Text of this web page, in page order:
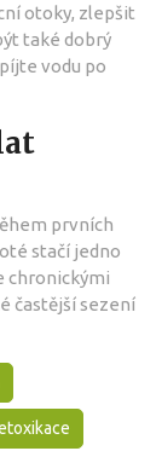
otoky, zlepšit
také dobrý
vodu po
prvních
stačí jedno
chronickými
častější sezení